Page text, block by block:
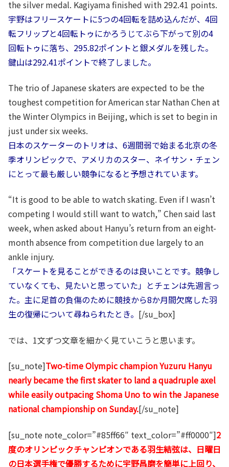
the silver medal. Kagiyama finished with 292.41 points.
宇野はフリースケートに5つの4回転を詰め込んだが、4回
転フリップと4回転トゥにかろうじてぶら下がって別の4
回転トゥに落ち、295.82ポイントと銀メダルを残した。
鍵山は292.41ポイントで終了しました。
The trio of Japanese skaters are expected to be the
toughest competition for American star Nathan Chen at
the Winter Olympics in Beijing, which is set to begin in
just under six weeks.
日本のスケーターのトリオは、6週間弱で始まる北京の冬
季オリンピックで、アメリカのスター、ネイサン・チェン
にとって最も厳しい競争になると予想されています。
“It is good to be able to watch skating. Even if I wasn’t
competing I would still want to watch,” Chen said last
week, when asked about Hanyu’s return from an eight-
month absence from competition due largely to an
ankle injury.
「スケートを見ることができるのは良いことです。競争し
ていなくても、見たいと思っていた」とチェンは先週言っ
た。主に足首の負傷のために競技から8か月間欠席した羽
生の復帰について尋ねられたとき。 [/su_box]
では、1文ずつ文章を細かく見ていこうと思います。
[su_note]Two-time Olympic champion Yuzuru Hanyu
nearly became the first skater to land a quadruple axel
while easily outpacing Shoma Uno to win the Japanese
national championship on Sunday.[/su_note]
[su_note note_color=”#85ff66″ text_color=”#ff0000″]2
度のオリンピックチャンピオンである羽生結弦は、日曜日
の日本選手権で優勝するために宇野昌磨を簡単に上回り、